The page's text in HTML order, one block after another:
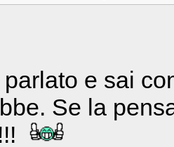
e sai
Se la